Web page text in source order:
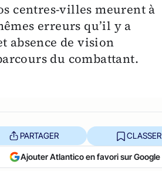
centres-villes meurent à
erreurs qu’il y a
absence de vision
du combattant.
PARTAGER CLASSER
Ajouter Atlantico en favori sur Google